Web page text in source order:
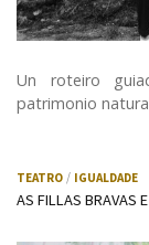
Un roteiro
patrimonio
TEATRO IGUALDADE
AS FILLAS BRAVAS